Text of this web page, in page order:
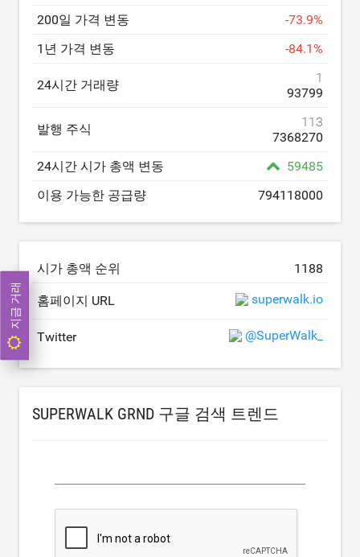
200일 가격 변동 -73.9%
1년 가격 변동
-84.1%
24시간 거래량
1
93799
발행 주식
113
7368270
24시간 시가 총액 변동
59485
이용 가능한 공급량
794118000
시가 총액 순위 1188
홈페이지 URL superwalk.io
Twitter @SuperWalk_
SUPERWALK GRND 구글 검색 트렌드
지금 거래